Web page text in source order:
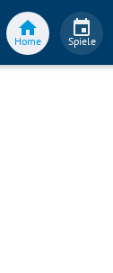
Home Spiele